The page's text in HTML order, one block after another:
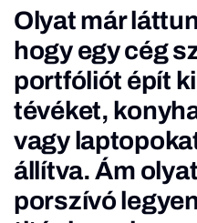
Olyat már
hogy egy cég
portfóliót épít
tévéket,
vagy
állítva. Ám
porszívó